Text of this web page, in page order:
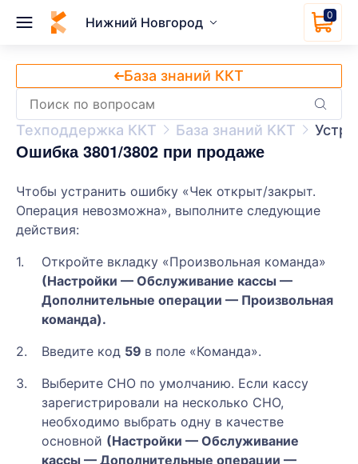
Нижний Новгород 0
База знаний ККТ
Техподдержка ККТ База знаний KKT
Ошибка 3801/3802 при продаже
Чтобы устранить ошибку «Чек открыт/закрыт.
Операция невозможна», выполните следующие
действия:
Откройте вкладку «Произвольная команда»
(Настройки — Обслуживание кассы —
Дополнительные операции — Произвольная
команда).
Введите код 59 в поле «Команда».
Выберите СНО по умолчанию. Если кассу
зарегистрировали на несколько СНО,
необходимо выбрать одну в качестве
основной (Настройки — Обслуживание
кассы — Дополнительные операции —